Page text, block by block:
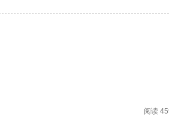
阅读